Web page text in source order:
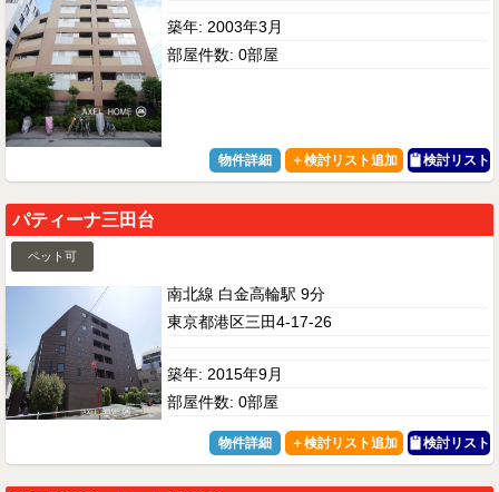
築年: 2003年3月
部屋件数: 0部屋
物件詳細 検討リスト
パティーナ三田台
ペット可
南北線 白金高輪駅 9分
東京都港区三田4-17-26
築年: 2015年9月
部屋件数: 0部屋
物件詳細 検討リスト